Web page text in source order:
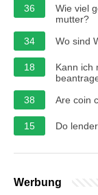
36
Wie viel
mutter?
34
Wo sind
18
Kann ich
38
Are coin
15 Do
Werbung